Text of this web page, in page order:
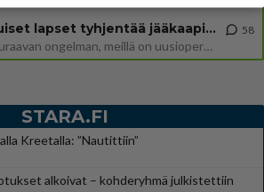
Uusioperheen aikuiset lapset tyhjentää jääkaapin käydessään
Miten selvittäisitte seuraavan ongelman, meillä on uusioperhe, minulla teini-ikäiset lapset ja puolisolla aikuiset, jotk
58
STARA.FI
Kreetalla: ”Nautittiin”
alkoivat – kohderyhmä julkistettiin